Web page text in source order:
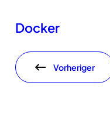
Docker
Vorheriger